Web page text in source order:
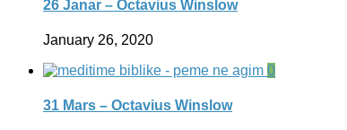
26 Janar – Octavius Winslow
January 26, 2020
0
31 Mars – Octavius Winslow